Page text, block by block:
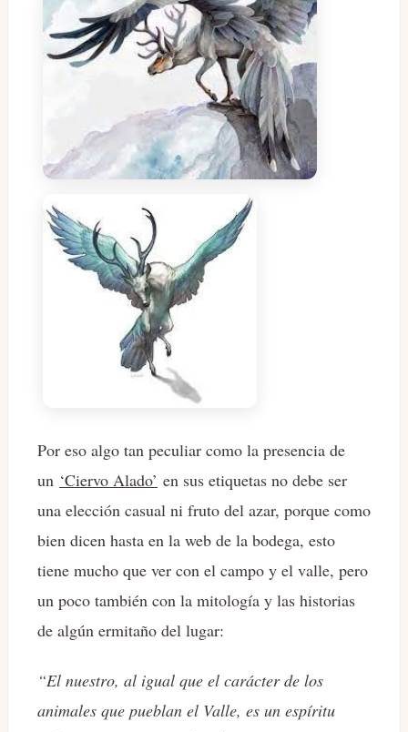
Por eso algo tan peculiar como la presencia de
un ‘Ciervo Alado’ en sus etiquetas no debe ser
una elección casual ni fruto del azar, porque como
bien dicen hasta en la web de la bodega, esto
tiene mucho que ver con el campo y el valle, pero
un poco también con la mitología y las historias
de algún ermitaño del lugar:
“El nuestro, al igual que el carácter de los
animales que pueblan el Valle, es un espíritu